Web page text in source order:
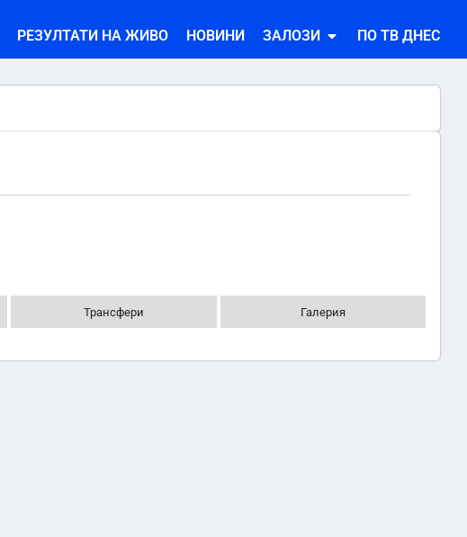
РЕЗУЛТАТИ НА ЖИВО НОВИНИ ЗАЛОЗИ ПО ТВ ДНЕС
Трансфери Галерия